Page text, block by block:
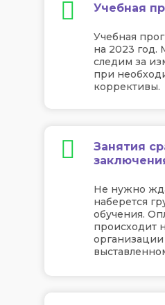
Учебная
Занятия
Учебная
на 2023 год.
следим за
при
коррективы.
Не нужно
наберется
обучения.
происходит